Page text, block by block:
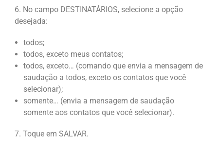
6. No campo DESTINATÁRIOS, selecione a opção
desejada:
todos;
todos, exceto meus contatos;
todos, exceto… (comando que envia a mensagem de
saudação a todos, exceto os contatos que você
selecionar);
somente… (envia a mensagem de saudação
somente aos contatos que você selecionar).
7. Toque em SALVAR.